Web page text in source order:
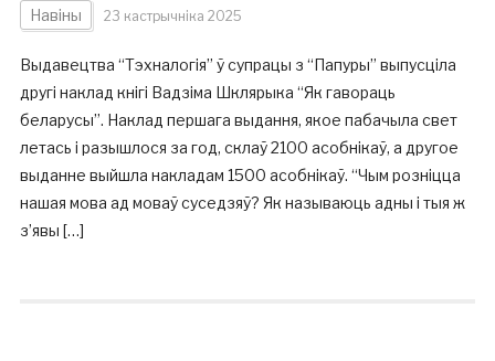
Навіны 23 кастрычніка 2025
Выдавецтва “Тэхналогія” ў супрацы з “Папуры” выпусціла
другі наклад кнігі Вадзіма Шклярыка “Як гавораць
беларусы”. Наклад першага выдання, якое пабачыла свет
летась і разышлося за год, склаў 2100 асобнікаў, а другое
выданне выйшла накладам 1500 асобнікаў. “Чым розніцца
нашая мова ад моваў суседзяў? Як называюць адны і тыя ж
з’явы […]